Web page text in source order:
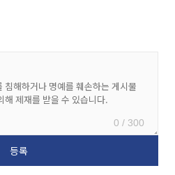
0 / 300